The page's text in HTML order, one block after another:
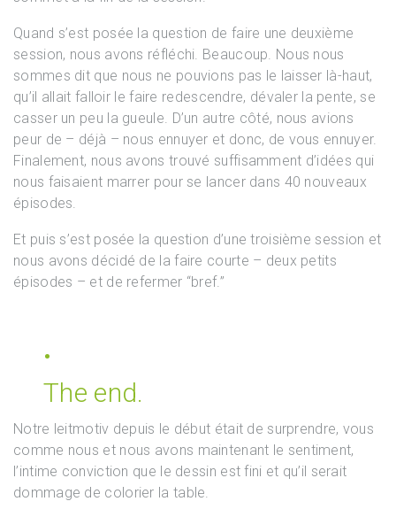
Quand s’est posée la question de faire une deuxième
session, nous avons réfléchi. Beaucoup. Nous nous
sommes dit que nous ne pouvions pas le laisser là-haut,
qu’il allait falloir le faire redescendre, dévaler la pente, se
casser un peu la gueule. D’un autre côté, nous avions
peur de – déjà – nous ennuyer et donc, de vous ennuyer.
Finalement, nous avons trouvé suffisamment d’idées qui
nous faisaient marrer pour se lancer dans 40 nouveaux
épisodes.
Et puis s’est posée la question d’une troisième session et
nous avons décidé de la faire courte – deux petits
épisodes – et de refermer “bref.”
The end.
Notre leitmotiv depuis le début était de surprendre, vous
comme nous et nous avons maintenant le sentiment,
l’intime conviction que le dessin est fini et qu’il serait
dommage de colorier la table.